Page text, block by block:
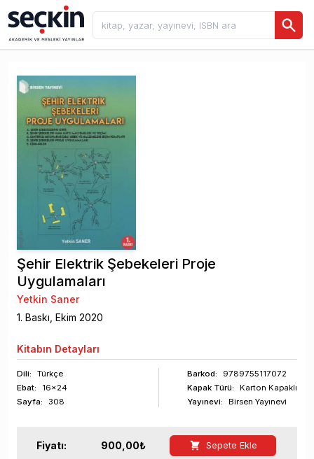
Şehir Elektrik Şebekeleri Proje
Uygulamaları
Yetkin Saner
1. Baskı, Ekim 2020
Kitabın Detayları
Dili:
Türkçe
Ebat:
16x24
Sayfa: 308
Barkod:
9789755117072
Kapak Türü:
Karton Kapaklı
Yayınevi:
Birsen Yayınevi
Fiyatı: 900,00₺ Sepete Ekle